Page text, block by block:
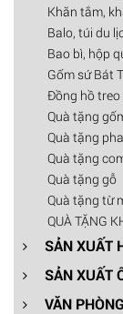
Khăn tắm,
Balo, túi du
Bao bì, hộp
Gốm sứ Bát
Đồng hồ treo
Quà tặng
Quà tặng
Quà tặng
Quà tặng gỗ
Quà tặng từ
QUÀ TẶNG
SẢN XUẤT
SẢN XUẤT
VĂN